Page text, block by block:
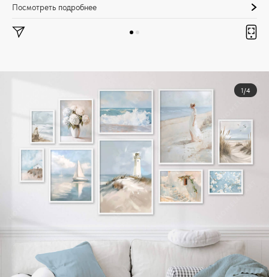
Посмотреть подробнее
1/4